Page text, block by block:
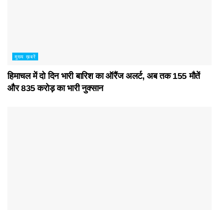
मुख्य ख़बरें
हिमाचल में दो दिन भारी बारिश का ऑरैंज अलर्ट, अब तक 155 मौतें
और 835 करोड़ का भारी नुक्सान